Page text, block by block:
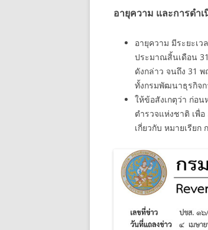
อายุความ และการดำ
อายุความ มีระยะเ
ประมาณสิ้นเดือน
ดังกล่าว จนถึง 31
ทั้งกรมพัฒนาธุรกิจก
ให้ข้อสังเกตุว่า ก่อ
ตำรวจแห่งชาติ เพื่
เกี่ยวกับ หมายเรีย